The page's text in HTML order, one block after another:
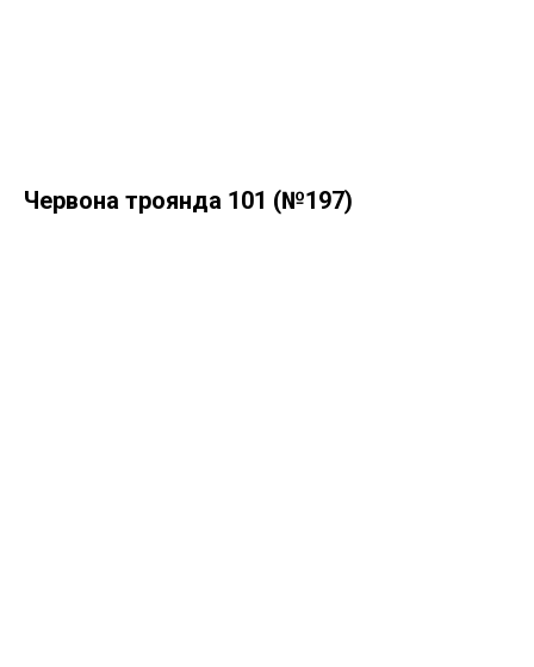
Червона троянда 101 (№197)